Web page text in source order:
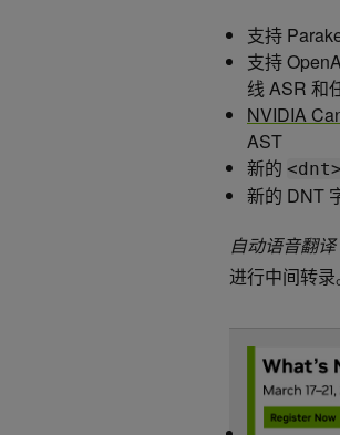
支持
支持
线 ASR 和
NVIDIA
AST
新的 <dnt>
新的 DNT
自动语音翻译
进行中间转录